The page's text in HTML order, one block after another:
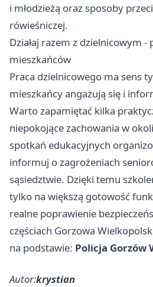
i młodzieżą oraz sposoby
rówieśniczej.
Działaj razem z dzielnicowym
mieszkańców
Praca dzielnicowego ma sens
mieszkańcy angażują się i
Warto zapamiętać kilka
niepokojące zachowania w
spotkań edukacyjnych
informuj o zagrożeniach
sąsiedztwie. Dzięki temu
tylko na większą gotowość
realne poprawienie
częściach Gorzowa
na podstawie: Policja Gorzów
Autor:krystian